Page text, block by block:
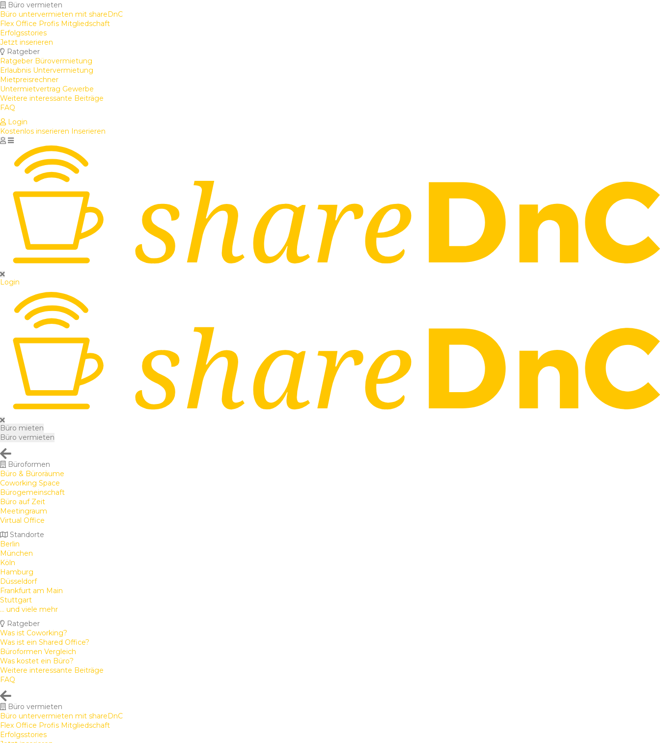
Büro vermieten
Büro untervermieten mit shareDnC
Flex Office Profis Mitgliedschaft
Erfolgsstories
Jetzt inserieren
Ratgeber
Ratgeber Bürovermietung
Erlaubnis Untervermietung
Mietpreisrechner
Untermietvertrag Gewerbe
Weitere interessante Beiträge
FAQ
Login
Kostenlos inserieren Inserieren
Login
Büro mieten
Büro vermieten
Büroformen
Büro & Büroräume
Coworking Space
Bürogemeinschaft
Büro auf Zeit
Meetingraum
Virtual Office
Standorte
Berlin
München
Köln
Hamburg
Düsseldorf
Frankfurt am Main
Stuttgart
... und viele mehr
Ratgeber
Was ist Coworking?
Was ist ein Shared Office?
Büroformen Vergleich
Was kostet ein Büro?
Weitere interessante Beiträge
FAQ
Büro vermieten
Büro untervermieten mit shareDnC
Flex Office Profis Mitgliedschaft
Erfolgsstories